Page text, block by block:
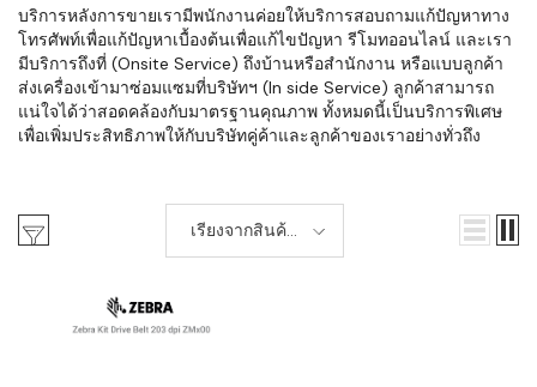
บริการหลังการขายเรามีพนักงานค่อยให้บริการสอบถามแก้ปัญหาทาง
โทรศัพท์เพื่อแก้ปัญหาเบื้องต้นเพื่อแก้ไขปัญหา รีโมทออนไลน์ และเรา
มีบริการถึงที่ (Onsite Service) ถึงบ้านหรือสำนักงาน หรือแบบลูกค้า
ส่งเครื่องเข้ามาซ่อมแซมที่บริษัทฯ (In side Service) ลูกค้าสามารถ
แน่ใจได้ว่าสอดคล้องกับมาตรฐานคุณภาพ ทั้งหมดนี้เป็นบริการพิเศษ
เพื่อเพิ่มประสิทธิภาพให้กับบริษัทคู่ค้าและลูกค้าของเราอย่างทั่วถึง
เรียงจากสินค้า
ใหม่-เก่า